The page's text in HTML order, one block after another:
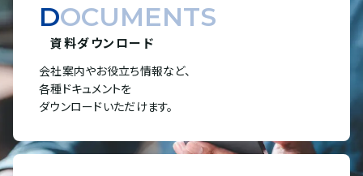
DOCUMENTS
資料ダウンロード
会社案内やお役立ち情報など、
各種ドキュメントを
ダウンロードいただけます。